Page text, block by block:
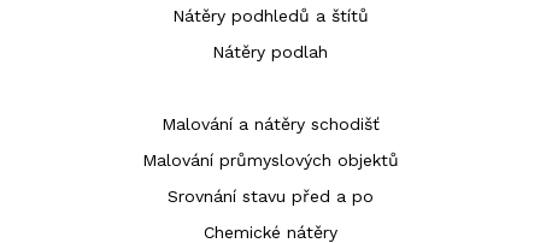
Nátěry podhledů a štítů
Nátěry podlah
Malování a nátěry schodišť
Malování průmyslových objektů
Srovnání stavu před a po
Chemické nátěry